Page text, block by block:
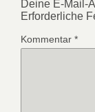
Deine E-Mail-
Erforderliche
Kommentar *